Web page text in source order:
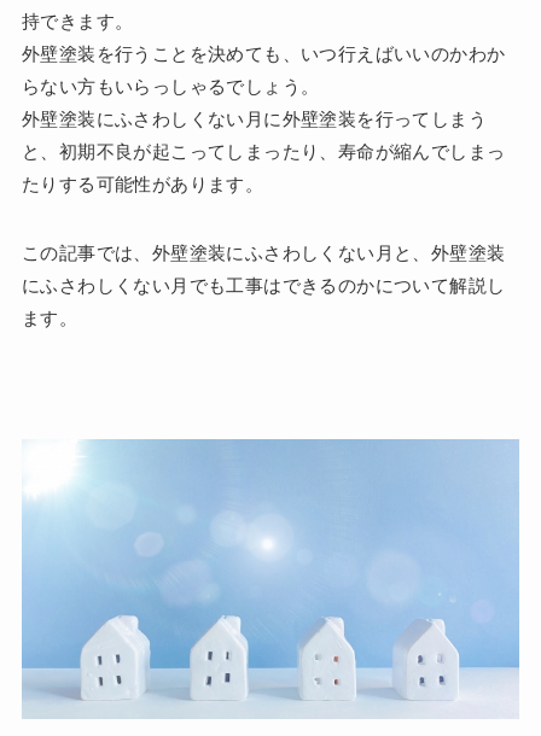
持できます。
外壁塗装を行うことを決めても、いつ行えばいいのかわか
らない方もいらっしゃるでしょう。
外壁塗装にふさわしくない月に外壁塗装を行ってしまう
と、初期不良が起こってしまったり、寿命が縮んでしまっ
たりする可能性があります。
この記事では、外壁塗装にふさわしくない月と、外壁塗装
にふさわしくない月でも工事はできるのかについて解説し
ます。